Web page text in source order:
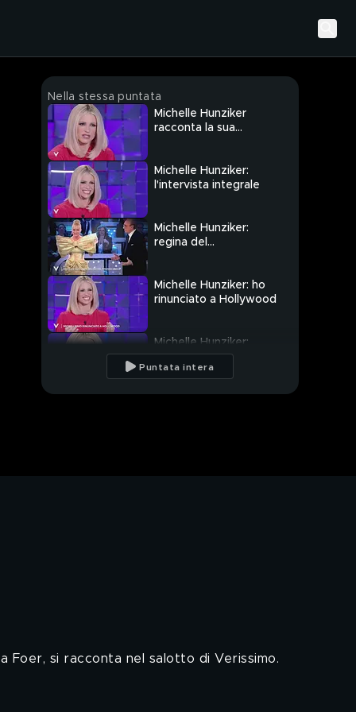
Nella stessa puntata
Michelle Hunziker
racconta la sua
Michelle Hunziker:
l'intervista integrale
Michelle Hunziker:
regina del
Michelle Hunziker: ho
rinunciato a Hollywood
Michelle Hunziker:
"Sono stata molto
fortunata con i miei
Puntata intera
Foer, si racconta nel salotto di Verissimo.